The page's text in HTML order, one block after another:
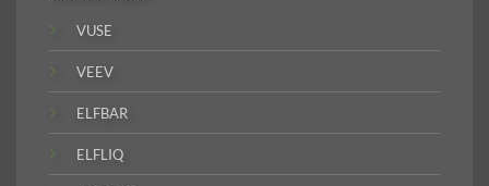
VUSE
VEEV
ELFBAR
ELFLIQ